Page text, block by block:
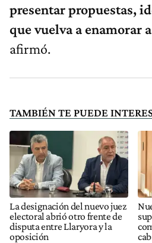
presentar propuestas,
que vuelva a enamorar
afirmó.
TAMBIÉN TE PUEDE
La designación del nuevo juez
electoral abrió otro frente de
disputa entre Llaryora y la
oposición